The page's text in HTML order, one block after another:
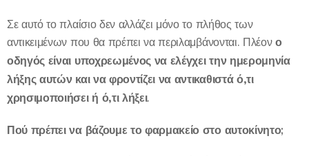
Σε αυτό το πλαίσιο δεν αλλάζει μόνο το πλήθος των
αντικειμένων που θα πρέπει να περιλαμβάνονται. Πλέονο
οδηγός είναι υποχρεωμένος να ελέγχει την ημερομηνία
λήξης αυτών και να φροντίζει να αντικαθιστά ό,τι
χρησιμοποιήσει ή ό,τι λήξει.
Πού πρέπει να βάζουμε το φαρμακείο στο αυτοκίνητο;